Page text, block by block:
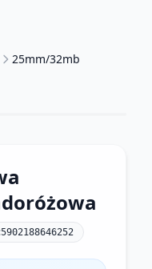
25mm/32mb
5902188646252